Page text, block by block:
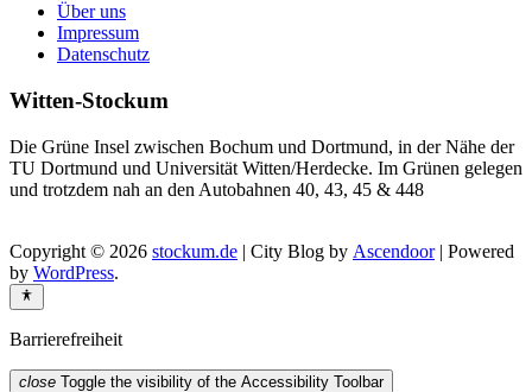
Über uns
Impressum
Datenschutz
Witten-Stockum
Die Grüne Insel zwischen Bochum und Dortmund, in der Nähe der
TU Dortmund und Universität Witten/Herdecke. Im Grünen gelegen
und trotzdem nah an den Autobahnen 40, 43, 45 & 448
Copyright © 2026 stockum.de | City Blog by Ascendoor| Powered
by WordPress.
Barrierefreiheit
close Toggle the visibility of the Accessibility Toolbar